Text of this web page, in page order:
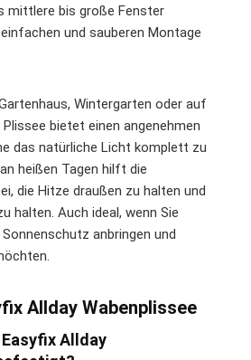
mittlere bis große Fenster
und sauberen Montage
Wintergarten oder auf
bietet einen angenehmen
das natürliche Licht komplett zu
heißen Tagen hilft die
die Hitze draußen zu halten und
halten. Auch ideal, wenn Sie
anbringen und
Allday Wabenplissee
Allday